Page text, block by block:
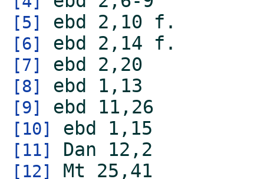
[5] ebd 2,10 f.
[6] ebd 2,14 f.
[7] ebd 2,20
[8] ebd 1,13
[9] ebd 11,26
[10] ebd 1,15
[11] Dan 12,2
[12] Mt 25,41